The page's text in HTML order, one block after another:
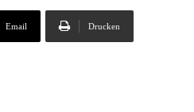
Email Drucken